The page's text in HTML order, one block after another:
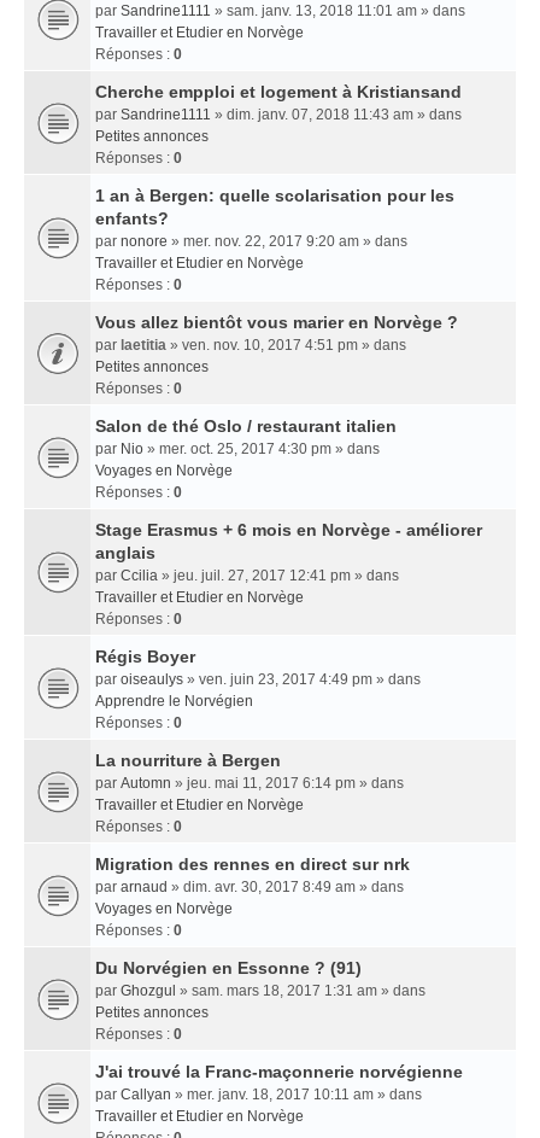
par Sandrine1111 » sam. janv. 13, 2018 11:01 am » dans
Travailler et Etudier en Norvège
Réponses : 0
Cherche empploi et logement à Kristiansand
par Sandrine1111 » dim. janv. 07, 2018 11:43 am » dans
Petites annonces
Réponses : 0
1 an à Bergen: quelle scolarisation pour les
enfants?
par nonore » mer. nov. 22, 2017 9:20 am » dans
Travailler et Etudier en Norvège
Réponses : 0
Vous allez bientôt vous marier en Norvège ?
par laetitia » ven. nov. 10, 2017 4:51 pm » dans
Petites annonces
Réponses : 0
Salon de thé Oslo / restaurant italien
par Nio » mer. oct. 25, 2017 4:30 pm » dans
Voyages en Norvège
Réponses : 0
Stage Erasmus + 6 mois en Norvège - améliorer
anglais
par Ccilia » jeu. juil. 27, 2017 12:41 pm » dans
Travailler et Etudier en Norvège
Réponses : 0
Régis Boyer
par oiseaulys » ven. juin 23, 2017 4:49 pm » dans
Apprendre le Norvégien
Réponses : 0
La nourriture à Bergen
par Automn » jeu. mai 11, 2017 6:14 pm » dans
Travailler et Etudier en Norvège
Réponses : 0
Migration des rennes en direct sur nrk
par arnaud » dim. avr. 30, 2017 8:49 am » dans
Voyages en Norvège
Réponses : 0
Du Norvégien en Essonne ? (91)
par Ghozgul » sam. mars 18, 2017 1:31 am » dans
Petites annonces
Réponses : 0
J'ai trouvé la Franc-maçonnerie norvégienne
par Callyan » mer. janv. 18, 2017 10:11 am » dans
Travailler et Etudier en Norvège